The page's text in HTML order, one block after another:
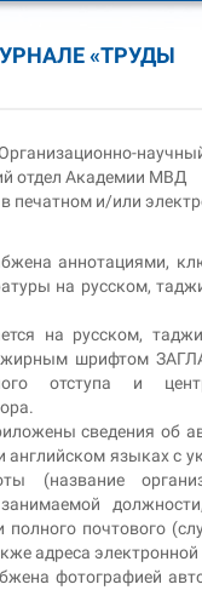
«ТРУДЫ
отдел Академии МВД
печатном и/или
аннотациями,
на русском,
на русском,
шрифтом
отступа и
сведения об
английском языках с
(название
полного почтового
адреса
фотографией